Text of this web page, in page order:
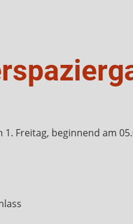
Freitag, beginnend am